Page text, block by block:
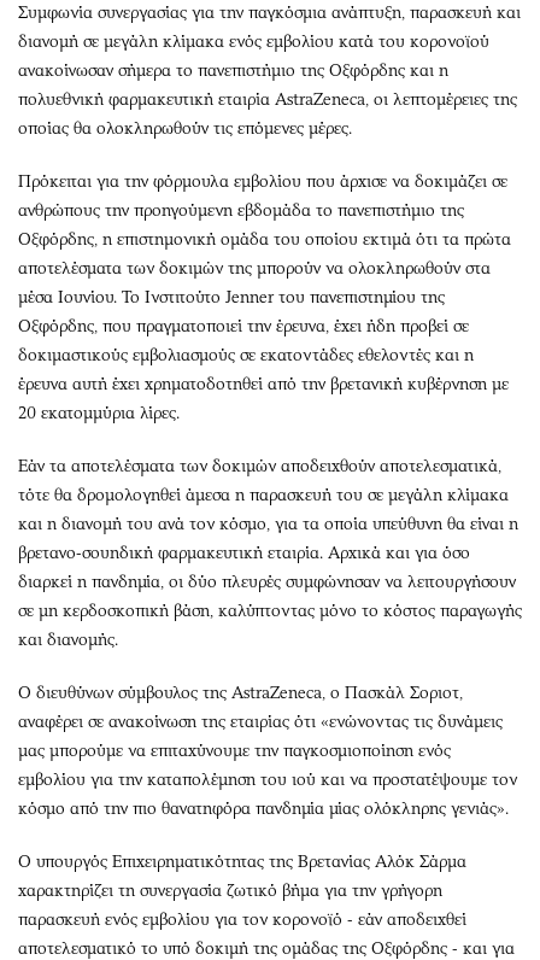
Συμφωνία συνεργασίας για την παγκόσμια ανάπτυξη, παρασκευή και
διανομή σε μεγάλη κλίμακα ενός εμβολίου κατά του κορονοϊού
ανακοίνωσαν σήμερα το πανεπιστήμιο της Οξφόρδης και η
πολυεθνική φαρμακευτική εταιρία AstraZeneca, οι λεπτομέρειες της
οποίας θα ολοκληρωθούν τις επόμενες μέρες.
Πρόκειται για την φόρμουλα εμβολίου που άρχισε να δοκιμάζει σε
ανθρώπους την προηγούμενη εβδομάδα το πανεπιστήμιο της
Οξφόρδης, η επιστημονική ομάδα του οποίου εκτιμά ότι τα πρώτα
αποτελέσματα των δοκιμών της μπορούν να ολοκληρωθούν στα
μέσα Ιουνίου. Το Ινστιτούτο Jenner του πανεπιστημίου της
Οξφόρδης, που πραγματοποιεί την έρευνα, έχει ήδη προβεί σε
δοκιμαστικούς εμβολιασμούς σε εκατοντάδες εθελοντές και η
έρευνα αυτή έχει χρηματοδοτηθεί από την βρετανική κυβέρνηση με
20 εκατομμύρια λίρες.
Εάν τα αποτελέσματα των δοκιμών αποδειχθούν αποτελεσματικά,
τότε θα δρομολογηθεί άμεσα η παρασκευή του σε μεγάλη κλίμακα
και η διανομή του ανά τον κόσμο, για τα οποία υπεύθυνη θα είναι η
βρετανο-σουηδική φαρμακευτική εταιρία. Αρχικά και για όσο
διαρκεί η πανδημία, οι δύο πλευρές συμφώνησαν να λειτουργήσουν
σε μη κερδοσκοπική βάση, καλύπτοντας μόνο το κόστος παραγωγής
και διανομής.
Ο διευθύνων σύμβουλος της AstraZeneca, ο Πασκάλ Σοριοτ,
αναφέρει σε ανακοίνωση της εταιρίας ότι «ενώνοντας τις δυνάμεις
μας μπορούμε να επιταχύνουμε την παγκοσμιοποίηση ενός
εμβολίου για την καταπολέμηση του ιού και να προστατέψουμε τον
κόσμο από την πιο θανατηφόρα πανδημία μίας ολόκληρης γενιάς».
Ο υπουργός Επιχειρηματικότητας της Βρετανίας Αλόκ Σάρμα
χαρακτηρίζει τη συνεργασία ζωτικό βήμα για την γρήγορη
παρασκευή ενός εμβολίου για τον κορονοϊό - εάν αποδειχθεί
αποτελεσματικό το υπό δοκιμή της ομάδας της Οξφόρδης - και για